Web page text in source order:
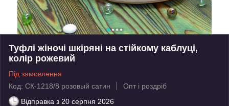
Туфлі жіночі шкіряні на стійкому каблуці,
колір рожевий
Під замовлення
Код: СК-1218/8 розовый сатин
Опт і роздріб
Відправка з 20 серпня 2026